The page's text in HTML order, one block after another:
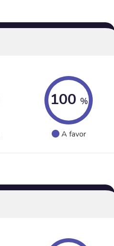
100 %
A favor